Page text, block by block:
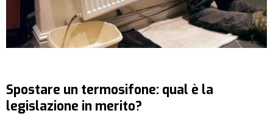
Spostare un termosifone: qual è la
legislazione in merito?